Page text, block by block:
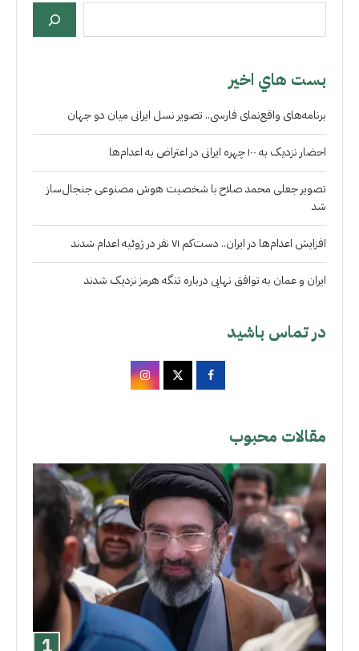
بست هاي اخير
برنامه‌های واقع‌نمای فارسی.. تصویر نسل ایرانی میان دو جهان
احضار نزدیک به ۱۰۰ چهره ایرانی در اعتراض به اعدام‌ها
تصویر جعلی محمد صلاح با شخصیت هوش مصنوعی جنجال‌ساز
شد
افزایش اعدام‌ها در ایران.. دست‌کم ۷۱ نفر در ژوئیه اعدام شدند
ایران و عمان به توافق نهایی درباره تنگه هرمز نزدیک شدند
در تماس باشید
مقالات محبوب